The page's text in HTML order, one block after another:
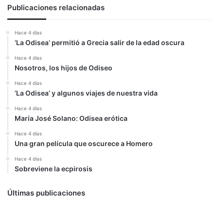
Publicaciones relacionadas
Hace 4 días
‘La Odisea’ permitió a Grecia salir de la edad oscura
Hace 4 días
Nosotros, los hijos de Odiseo
Hace 4 días
‘La Odisea’ y algunos viajes de nuestra vida
Hace 4 días
María José Solano: Odisea erótica
Hace 4 días
Una gran película que oscurece a Homero
Hace 4 días
Sobreviene la ecpirosis
Últimas publicaciones